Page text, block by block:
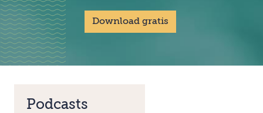
Download gratis
Podcasts